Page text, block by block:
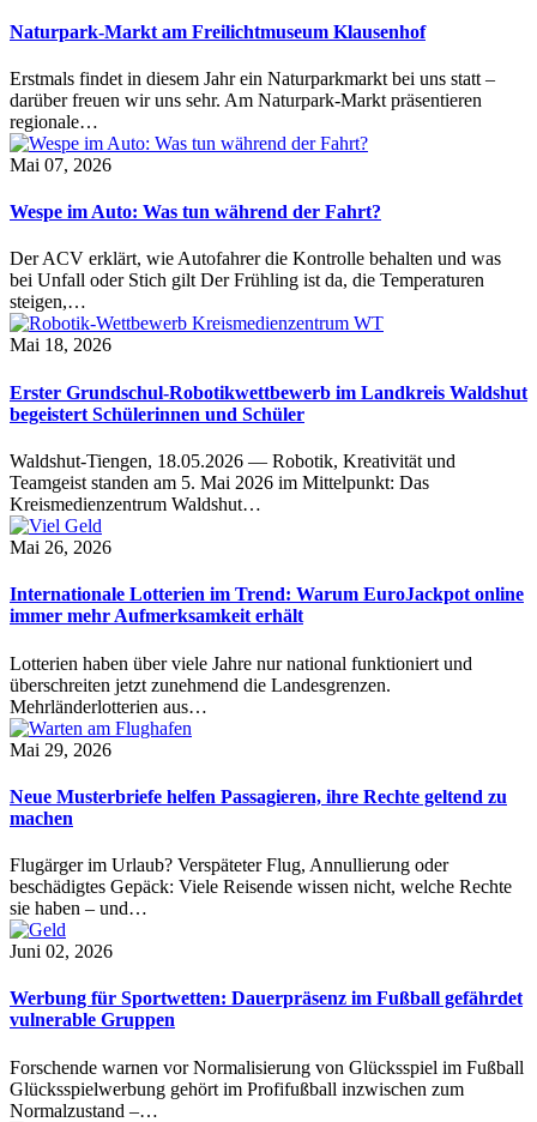
Naturpark-Markt am Freilichtmuseum Klausenhof
Erstmals findet in diesem Jahr ein Naturparkmarkt bei uns statt –
darüber freuen wir uns sehr. Am Naturpark-Markt präsentieren
regionale…
Mai 07, 2026
Wespe im Auto: Was tun während der Fahrt?
Der ACV erklärt, wie Autofahrer die Kontrolle behalten und was
bei Unfall oder Stich gilt Der Frühling ist da, die Temperaturen
steigen,…
Mai 18, 2026
Erster Grundschul-Robotikwettbewerb im Landkreis Waldshut
begeistert Schülerinnen und Schüler
Waldshut-Tiengen, 18.05.2026 — Robotik, Kreativität und
Teamgeist standen am 5. Mai 2026 im Mittelpunkt: Das
Kreismedienzentrum Waldshut…
Mai 26, 2026
Internationale Lotterien im Trend: Warum EuroJackpot online
immer mehr Aufmerksamkeit erhält
Lotterien haben über viele Jahre nur national funktioniert und
überschreiten jetzt zunehmend die Landesgrenzen.
Mehrländerlotterien aus…
Mai 29, 2026
Neue Musterbriefe helfen Passagieren, ihre Rechte geltend zu
machen
Flugärger im Urlaub? Verspäteter Flug, Annullierung oder
beschädigtes Gepäck: Viele Reisende wissen nicht, welche Rechte
sie haben – und…
Juni 02, 2026
Werbung für Sportwetten: Dauerpräsenz im Fußball gefährdet
vulnerable Gruppen
Forschende warnen vor Normalisierung von Glücksspiel im Fußball
Glücksspielwerbung gehört im Profifußball inzwischen zum
Normalzustand –…